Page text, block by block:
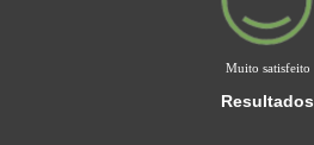
Muito satisfeito
Resultados